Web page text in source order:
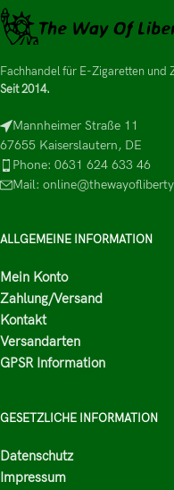
Fachhandel für E-Zigaretten und
Seit 2014.
Mannheimer Straße 11
67655 Kaiserslautern, DE
Phone: 0631 624 633 46
Mail:
ALLGEMEINE INFORMATION
Mein Konto
Zahlung/Versand
Kontakt
Versandarten
GPSR Information
GESETZLICHE INFORMATION
Datenschutz
Impressum